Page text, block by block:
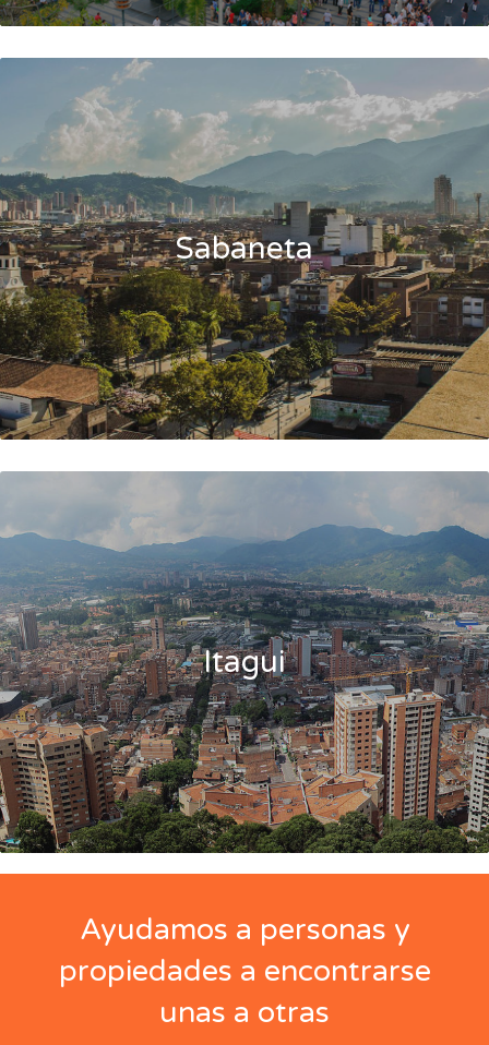
Sabaneta
Itagui
Ayudamos a personas y
propiedades a encontrarse
unas a otras